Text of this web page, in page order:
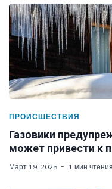
ПРОИСШЕСТВИЯ
Газовики
может привести к
Март 19, 2025 1 мин чтения